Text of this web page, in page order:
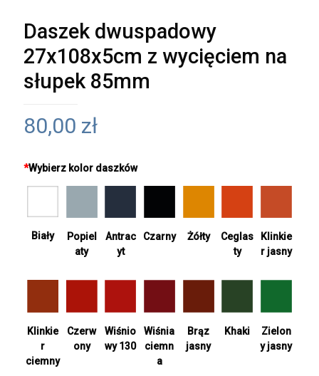
Daszek dwuspadowy
27x108x5cm z wycięciem na
słupek 85mm
80,00 zł
*Wybierz kolor daszków
Biały
Popiel
aty
Antrac
yt
Czarny Żółty
Ceglas
ty
Klinkie
r jasny
Klinkie
r
ciemny
Czerw
ony
Wiśnio
wy 130
Wiśnia
ciemn
a
Brąz
jasny
Khaki
Zielon
y jasny